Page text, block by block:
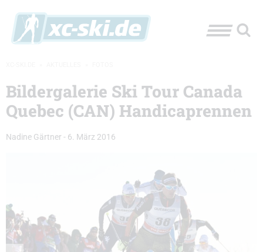
Bildergalerie Ski Tour Canada
Quebec (CAN) Handicaprennen
Nadine Gärtner - 6. März 2016